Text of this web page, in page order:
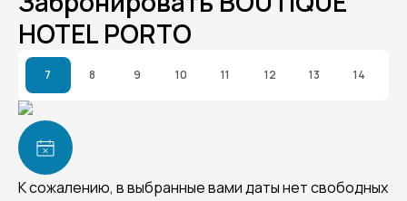
HOTEL PORTO
7 8 9 10 11 12 13 14
К сожалению, в выбранные вами даты нет свободных